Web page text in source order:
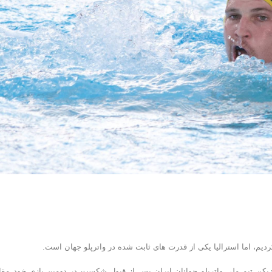
اما استرالیا یکی از قدرت های ثابت شده در واترپلو جهان است.